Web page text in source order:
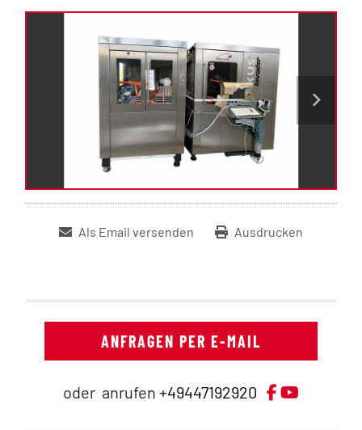
Als Email versenden Ausdrucken
ANFRAGEN PER E-MAIL
oder anrufen +49447192920 facebook